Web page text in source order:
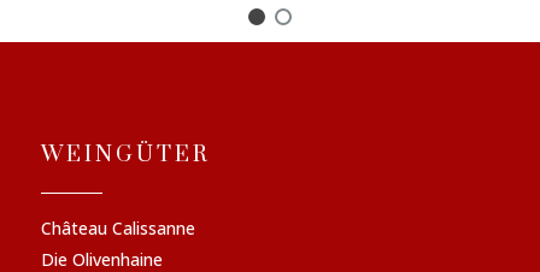
WEINGÜTER
Château Calissanne
Die Olivenhaine